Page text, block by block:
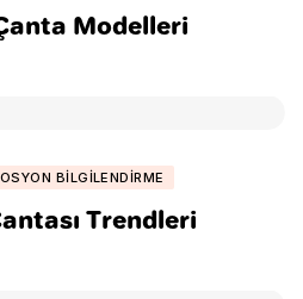
Modelleri
BILGILENDIRME
Trendleri